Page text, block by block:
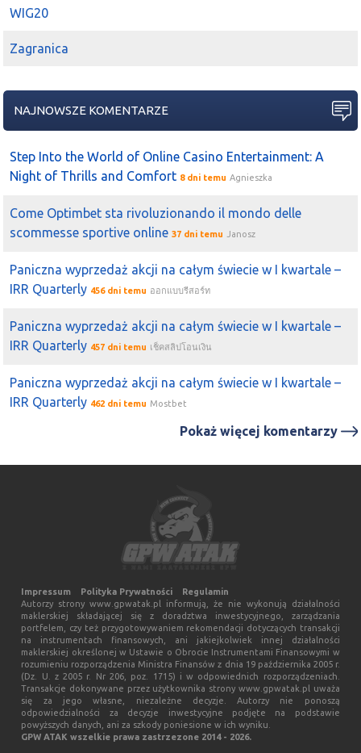
WIG20
Zagranica
NAJNOWSZE KOMENTARZE
Step Into the World of Online Casino Entertainment: A
Night of Thrills and Comfort 8 dni temu Agnieszka
Come Optimbet sta rivoluzionando il mondo delle
scommesse sportive online 37 dni temu Janosz
Paniczna wyprzedaż akcji na całym świecie w I kwartale –
IRR Quarterly 456 dni temu ออกแบบรีสอร์ท
Paniczna wyprzedaż akcji na całym świecie w I kwartale –
IRR Quarterly 457 dni temu เช็คสลิปโอนเงิน
Paniczna wyprzedaż akcji na całym świecie w I kwartale –
IRR Quarterly 462 dni temu Mostbet
Pokaż więcej komentarzy
Impressum Polityka Prywatności
Regulamin
Autorzy strony www.gpwatak.pl informują, że nie wykonują działalności
maklerskiej składającej się z doradztwa inwestycyjnego, zarządzania
portfelem, czy też przygotowywaniem rekomendacji dotyczących transakcji
na instrumentach finansowych, ani jakiejkolwiek innej działalności
maklerskiej określonej w Ustawie o Obrocie Instrumentami Finansowymi w
rozumieniu rozporządzenia Ministra Finansów z dnia 19 października 2005 r.
(Dz. U. z 2005 r. Nr 206, poz. 1715) i w odpowiednich rozporządzeniach.
Transakcje dokonywane przez użytkownika strony www.gpwatak.pl uważa
się za jego własne, niezależne decyzje. Autorzy nie ponoszą
odpowiedzialności za decyzje inwestycyjne podjęte na podstawie
powyższych danych, ani za szkody poniesione w ich wyniku.
GPW ATAK wszelkie prawa zastrzezone 2014 - 2026.